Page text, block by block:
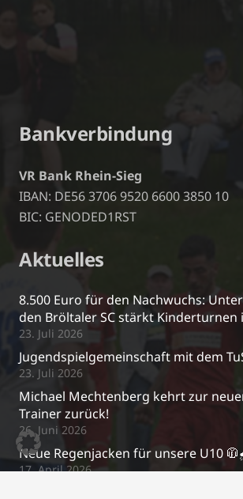
Bankverbindung
VR Bank Rhein-Sieg
IBAN: DE56 3706 9520 6600 3850 10
BIC: GENODED1RST
Aktuelles
8.500 Euro für den Nachwuchs:
den Bröltaler SC stärkt Kinderturnen
23. Juli 2026
Jugendspielgemeinschaft mit dem
23. Juli 2026
Michael Mechtenberg kehrt zur
Trainer zurück!
26. Juni 2026
Neue Regenjacken für unsere U10
17. April 2026